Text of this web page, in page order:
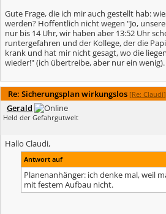
Gute Frage, die ich mir auch gestellt hab:
werden? Hoffentlich nicht wegen "Jo,
nur bis 14 Uhr, wir haben aber 13:52 Uhr
runtergefahren und der Kollege, der die
krank und hat mir nicht gesagt, wo die
wieder!" (ich übertreibe, aber nur ein wenig).
Re: Sicherungsplan wirkungslos [Re: Claudi]
Gerald
Held der Gefahrgutwelt
Hallo Claudi,
Antwort auf
Planenanhänger: ich denke mal, weil
mit festem Aufbau nicht.